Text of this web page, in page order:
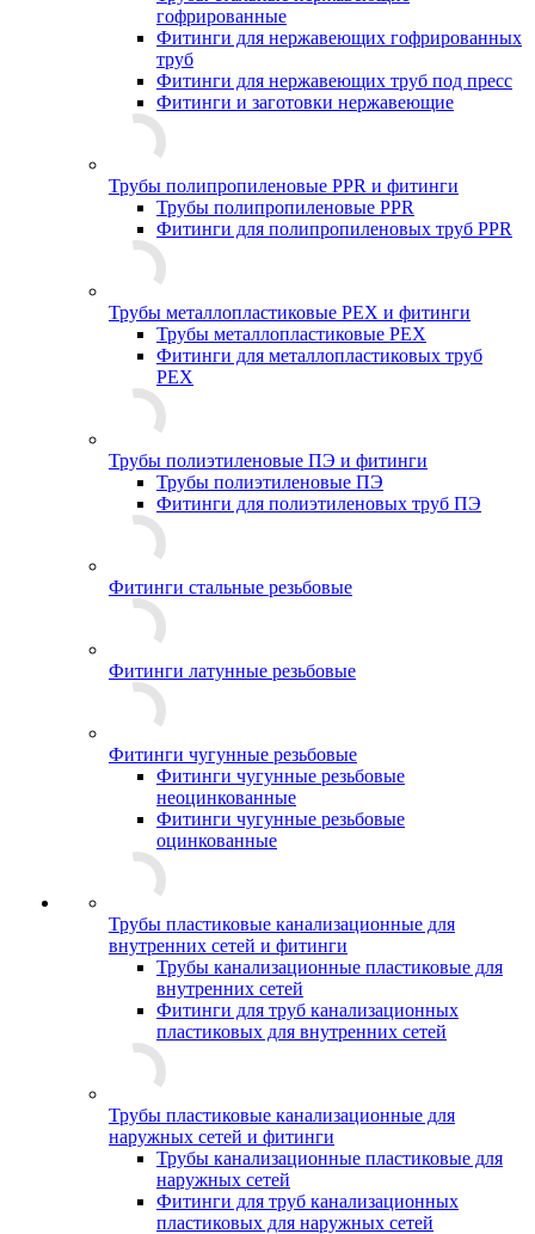
гофрированные
Фитинги для нержавеющих гофрированных
труб
Фитинги для нержавеющих труб под пресс
Фитинги и заготовки нержавеющие
Трубы полипропиленовые PPR и фитинги
Трубы полипропиленовые PPR
Фитинги для полипропиленовых труб PPR
Трубы металлопластиковые PEX и фитинги
Трубы металлопластиковые PEX
Фитинги для металлопластиковых труб
PEX
Трубы полиэтиленовые ПЭ и фитинги
Трубы полиэтиленовые ПЭ
Фитинги для полиэтиленовых труб ПЭ
Фитинги стальные резьбовые
Фитинги латунные резьбовые
Фитинги чугунные резьбовые
Фитинги чугунные резьбовые
неоцинкованные
Фитинги чугунные резьбовые
оцинкованные
Трубы пластиковые канализационные для
внутренних сетей и фитинги
Трубы канализационные пластиковые для
внутренних сетей
Фитинги для труб канализационных
пластиковых для внутренних сетей
Трубы пластиковые канализационные для
наружных сетей и фитинги
Трубы канализационные пластиковые для
наружных сетей
Фитинги для труб канализационных
пластиковых для наружных сетей